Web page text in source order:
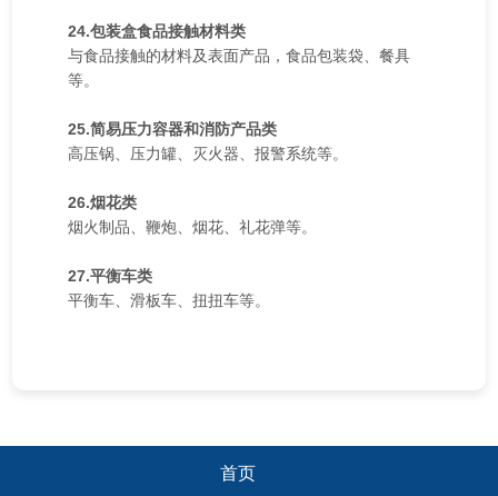
24.包装盒食品接触材料类
与食品接触的材料及表面产品，食品包装袋、餐具
等。
25.简易压力容器和消防产品类
高压锅、压力罐、灭火器、报警系统等。
26.烟花类
烟火制品、鞭炮、烟花、礼花弹等。
27.平衡车类
平衡车、滑板车、扭扭车等。
首页